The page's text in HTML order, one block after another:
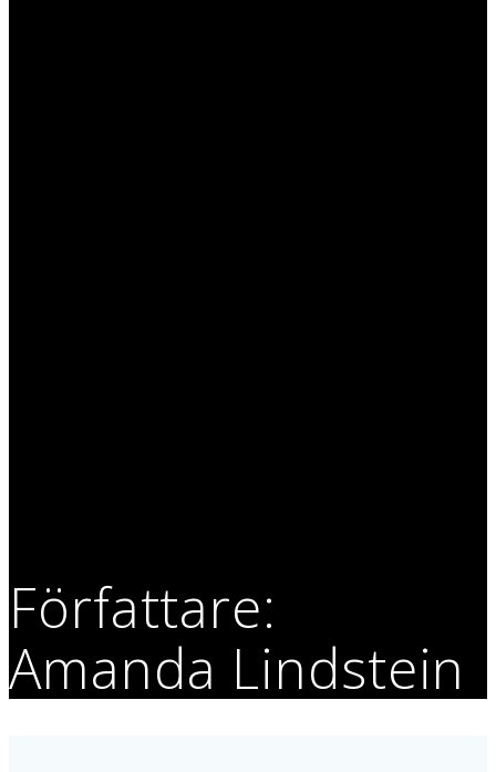
Författare:
Amanda Lindstein